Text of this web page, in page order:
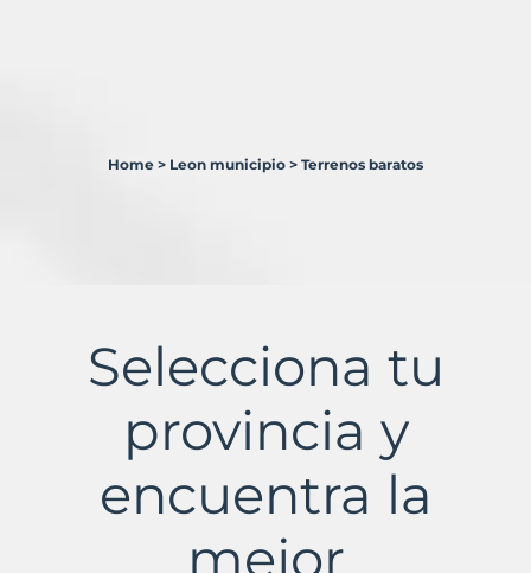
Murbalands
Home > Leon municipio > Terrenos baratos
Selecciona tu
provincia y
encuentra la
mejor